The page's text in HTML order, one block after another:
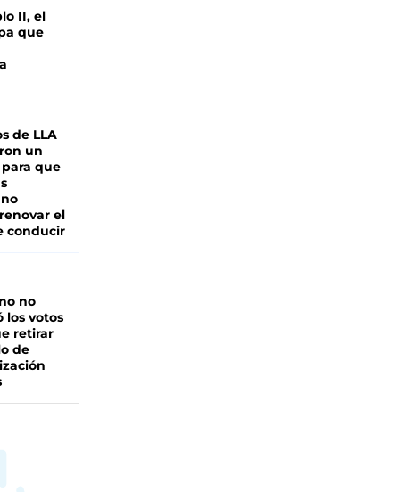
II, el
que
de LLA
un
que
el
conducir
no
los votos
retirar
de